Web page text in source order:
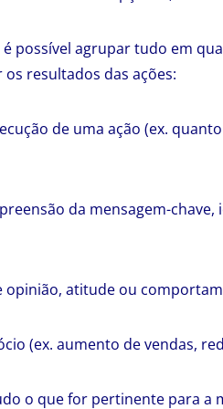
possível agrupar tudo em
resultados das ações:
de uma ação (ex.
da mensagem-
opinião, atitude ou
(ex. aumento de vendas,
o que for pertinente para a